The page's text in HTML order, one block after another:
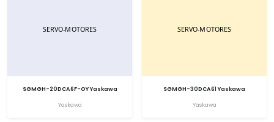
SGMGH-20DCA6F-OY Yaskawa
Yaskawa
SGMGH-30DCA61 Yaskawa
Yaskawa